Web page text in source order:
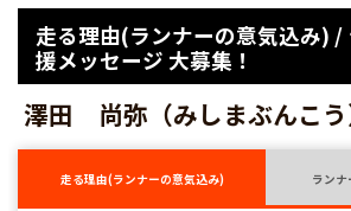
走る理由(ランナーの意気込み) /
援メッセージ 大募集！
澤田 尚弥（みしまぶんこう
走る理由(ランナーの意気込み) ラン